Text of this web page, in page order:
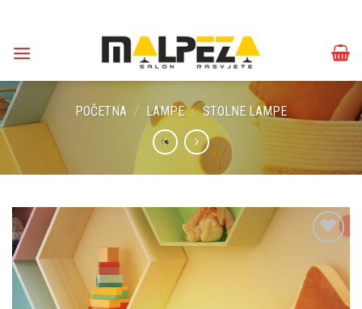
content
POČETNA / LAMPE / STOLNE LAMPE
Dodaj u
omiljene